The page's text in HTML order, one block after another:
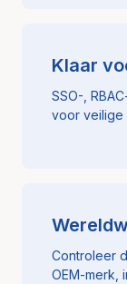
Klaar
SSO-,
voor veilige
Controleer
OEM-merk,